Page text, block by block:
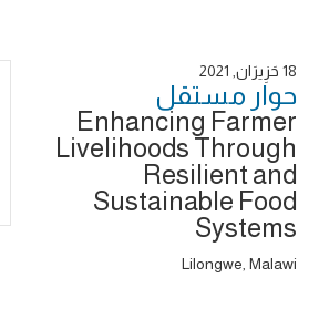
18 حَزِيرَان, 2021
حوار ‎مستقل
Enhancing Farmer
Livelihoods Through
Resilient and
Sustainable Food
Systems
Lilongwe, Malawi